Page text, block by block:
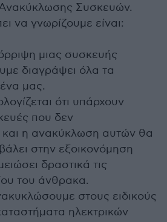
Ανακύκλωσης Συσκευών.
να γνωρίζουμε είναι:
μιας συσκευής
διαγράψει όλα τα
μας.
ότι υπάρχουν
που δεν
και η ανακύκλωση αυτών θα
στην εξοικονόμηση
δραστικά τις
του άνθρακα.
στους ειδικούς
ηλεκτρικών